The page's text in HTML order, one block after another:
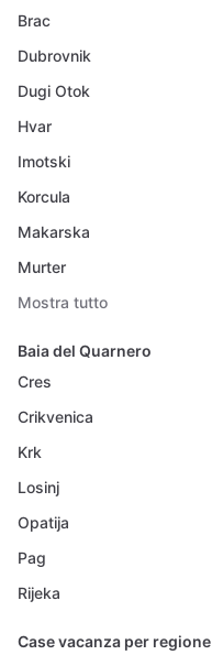
Brac
Dubrovnik
Dugi Otok
Hvar
Imotski
Korcula
Makarska
Murter
Mostra tutto
Baia del Quarnero
Cres
Crikvenica
Krk
Losinj
Opatija
Pag
Rijeka
Case vacanza per regione